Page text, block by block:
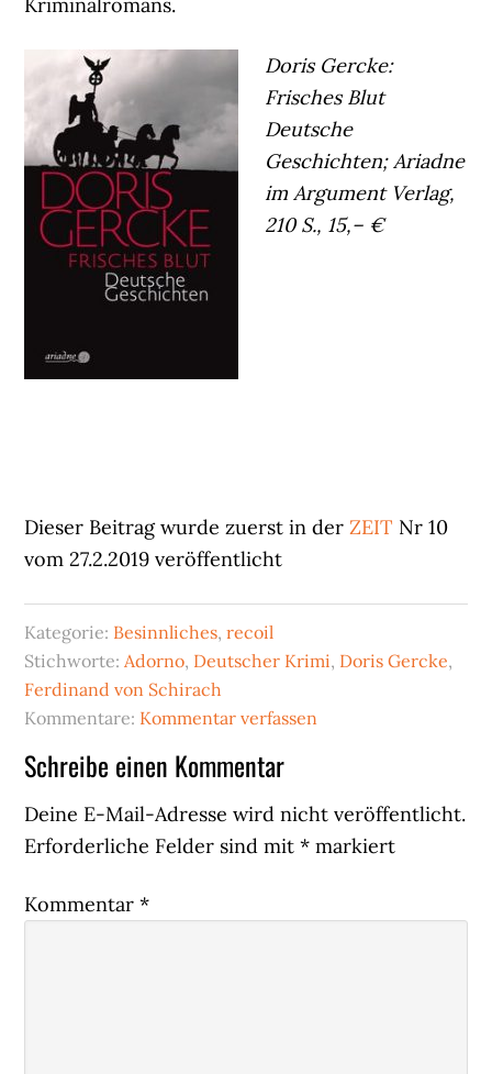
Doris Gercke:
Frisches Blut
Deutsche
Geschichten; Ariadne
im Argument Verlag,
210 S., 15,– €
Dieser Beitrag wurde zuerst in derZEIT Nr 10
vom 27.2.2019 veröffentlicht
Kategorie: Besinnliches,recoil
Stichworte: Adorno, Deutscher Krimi, Doris Gercke,
Ferdinand von Schirach
Kommentare: Kommentar verfassen
Leser-
Interaktionen
Schreibe einen Kommentar
Deine E-Mail-Adresse wird nicht veröffentlicht.
Erforderliche Felder sind mit* markiert
Kommentar*